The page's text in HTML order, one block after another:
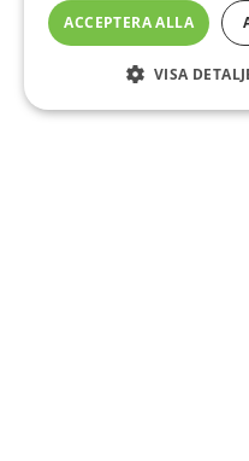
ACCEPTERA ALLA
VISA